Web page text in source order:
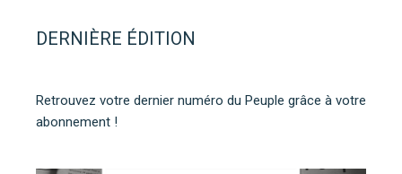
DERNIÈRE ÉDITION
Retrouvez votre dernier numéro du Peuple grâce à votre
abonnement !